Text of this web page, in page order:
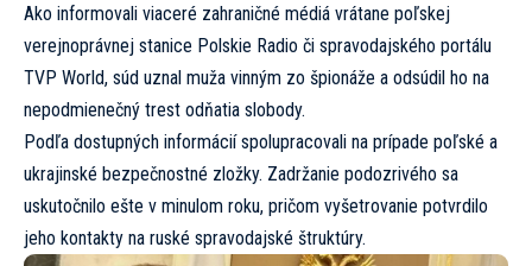
Ako informovali viaceré zahraničné médiá vrátane poľskej
verejnoprávnej stanice Polskie Radio či spravodajského portálu
TVP World, súd uznal muža vinným zo špionáže a odsúdil ho na
nepodmienečný trest odňatia slobody.
Podľa dostupných informácií spolupracovali na prípade poľské a
ukrajinské bezpečnostné zložky. Zadržanie podozrivého sa
uskutočnilo ešte v minulom roku, pričom vyšetrovanie potvrdilo
jeho kontakty na ruské spravodajské štruktúry.